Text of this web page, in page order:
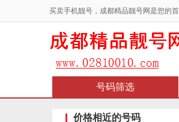
买卖手机靓号，成都精品靓号网是您的
号码筛选
价格相近的号码